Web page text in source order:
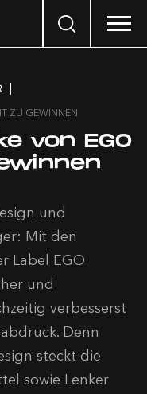
Search
ZU GEWINNEN
von EGO
und
Mit den
Label EGO
und
verbesserst
Denn
steckt die
sowie Lenker